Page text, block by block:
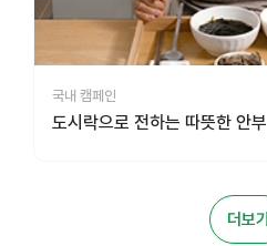
국내 캠페인
도시락으로 전하는 따뜻한 안부
더보기